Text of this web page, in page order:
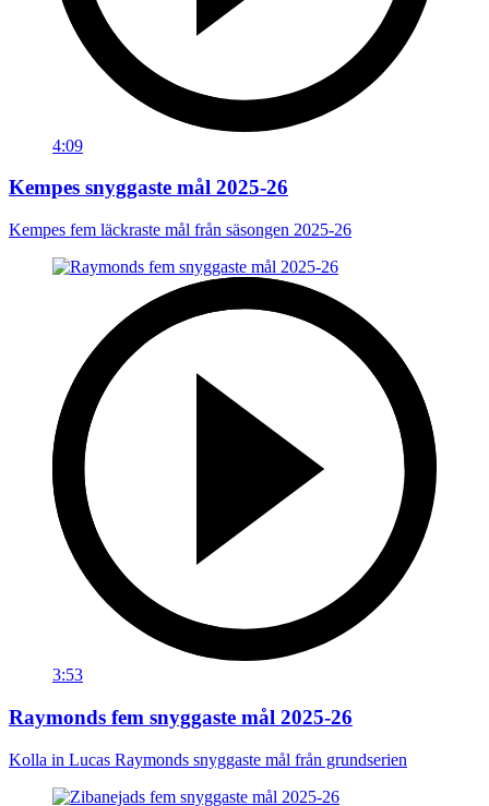
4:09
Kempes snyggaste mål 2025-26
Kempes fem läckraste mål från säsongen 2025-26
3:53
Raymonds fem snyggaste mål 2025-26
Kolla in Lucas Raymonds snyggaste mål från grundserien